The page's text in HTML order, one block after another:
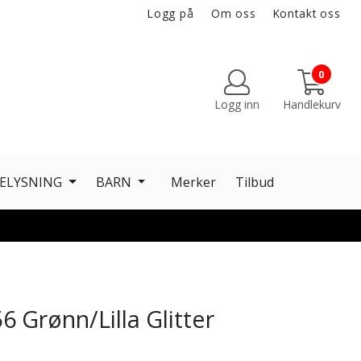
Logg på Om oss Kontakt oss
Logg inn
0
Handlekurv
BARN Merker Tilbud
Grønn/Lilla Glitter